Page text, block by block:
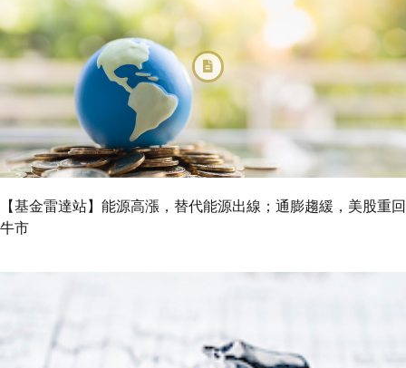
【基金雷達站】能源高漲，替代能源出線；通膨趨緩，美股重回
牛市